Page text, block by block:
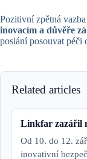
Pozitivní zpětná
inovacím a důvěře
poslání posouvat péči
Related articles
Linkfar zazářil
Od 10. do 12.
inovativní